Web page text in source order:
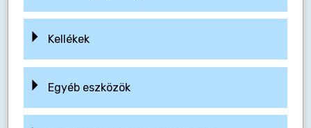
Kellékek
Egyéb eszközök